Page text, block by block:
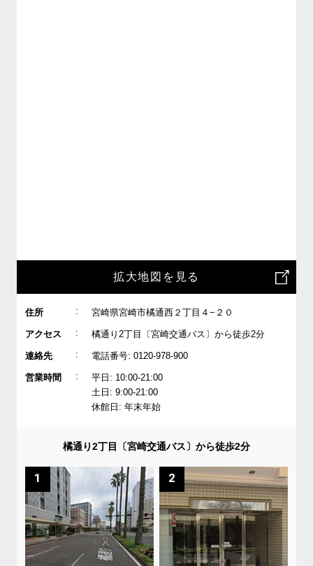
拡大地図を見る
住所 : 宮崎県宮崎市橘通西２丁目４−２０
アクセス : 橘通り2丁目〔宮崎交通バス〕から徒歩2分
連絡先 : 電話番号: 0120-978-900
営業時間 :
平日: 10:00-21:00
土日: 9:00-21:00
休館日: 年末年始
橘通り2丁目〔宮崎交通バス〕から徒歩2分
1 2